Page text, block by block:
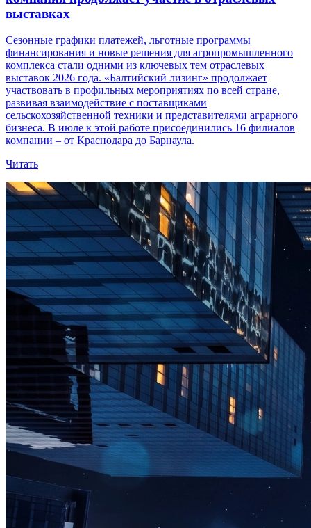
выставках
Сезонные графики платежей, льготные программы
финансирования и новые решения для агропромышленного
комплекса стали одними из ключевых тем отраслевых
выставок 2026 года. «Балтийский лизинг» продолжает
участвовать в профильных мероприятиях по всей стране,
развивая взаимодействие с поставщиками
сельскохозяйственной техники и представителями аграрного
бизнеса. В июле к этой работе присоединились 16 филиалов
компании – от Краснодара до Барнаула.
Читать